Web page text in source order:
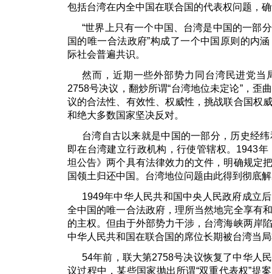
包括台湾在内全中国在联合国的代表权问题，
“世界上只有一个中国、台湾是中国的一部
国的唯一合法政府”构成了一个中国原则的内
际社会普遍共识。
然而，近期一些外部势力同台湾民进党当
2758号决议，翻炒所谓“台湾地位未定论”，歪
议的合法性、有效性、权威性，挑战联合国权
和绝大多数国家坚决反对。
台湾自古以来就是中国的一部分，历史经
即在台湾建立行政机构，行使管辖权。1943
坦公告》两个具有法律效力的文件，明确规定
国领土归还中国。台湾地位问题由此得到彻底
1949年中华人民共和国中央人民政府成立
全中国的唯一合法政府，理所当然地完全享有
的主权。但由于外部势力干涉，台湾海峡两岸
中华人民共和国在联合国的席位长期被台湾当
54年前，联大第2758号决议恢复了中华人
议过程中，某些国家抛出所谓“双重代表权”提